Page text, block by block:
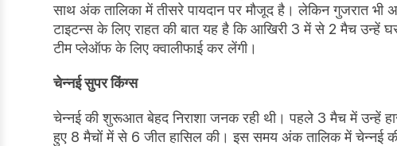
साथ अंक तालिका में तीसरे पायदान पर मौजूद है। लेकिन गुजरात भी
टाइटन्स के लिए राहत की बात यह है कि आखिरी 3 में से 2 मैच
टीम प्लेऑफ के लिए क्वालीफाई कर लेंगी।
चेन्नई सुपर किंग्स
चेन्नई की शुरूआत बेहद निराशा जनक रही थी। पहले 3 मैच में उन्हें
हुए 8 मैचों में से 6 जीत हासिल की। इस समय अंक तालिक में चेन्नई